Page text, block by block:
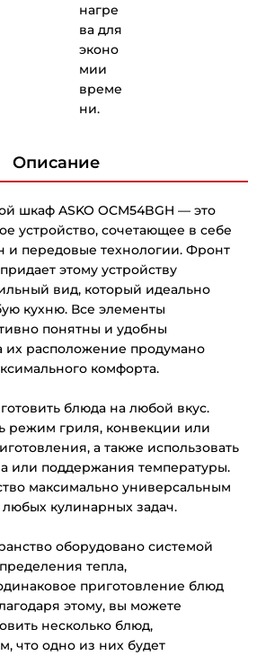
нагре
ва для
эконо
мии
време
ни.
Описание
шкаф ASKO OCM54BGH — это
устройство, сочетающее в себе
и передовые технологии. Фронт
этому устройству
вид, который идеально
кухню. Все элементы
понятны и удобны
их расположение продумано
комфорта.
блюда на любой вкус.
режим гриля, конвекции или
а также использовать
или поддержания температуры.
максимально универсальным
кулинарных задач.
оборудовано системой
тепла,
приготовление блюд
этому, вы можете
несколько блюд,
что одно из них будет